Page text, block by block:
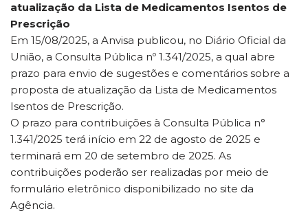
atualização da Lista de Medicamentos Isentos de
Prescrição
Em 15/08/2025, a Anvisa publicou, no Diário Oficial da
União, a Consulta Pública nº 1.341/2025, a qual abre
prazo para envio de sugestões e comentários sobre a
proposta de atualização da Lista de Medicamentos
Isentos de Prescrição.
O prazo para contribuições à Consulta Pública n°
1.341/2025 terá início em 22 de agosto de 2025 e
terminará em 20 de setembro de 2025. As
contribuições poderão ser realizadas por meio de
formulário eletrônico disponibilizado no site da
Agência.